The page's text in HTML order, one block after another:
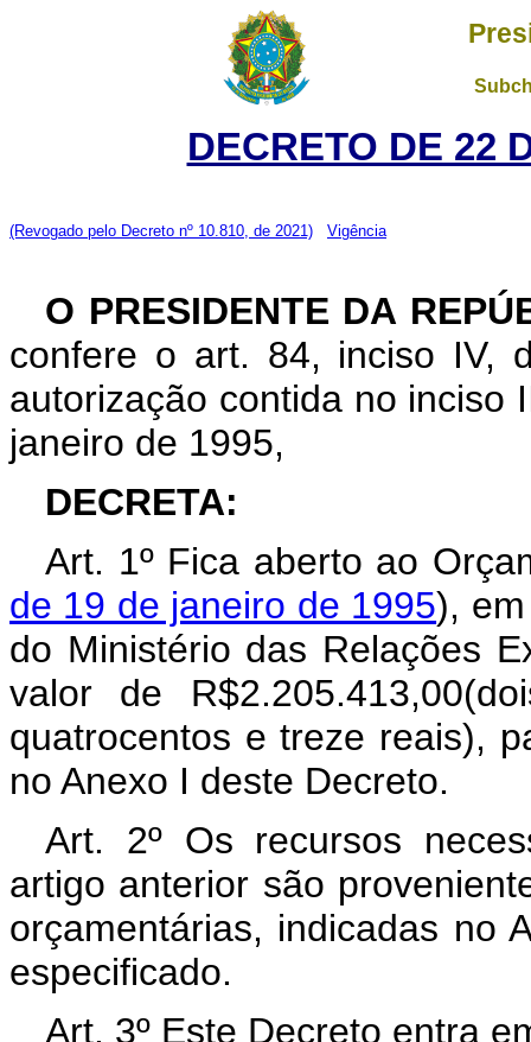
DECRETO DE 22
(Revogado pelo Decreto nº 10.810, de 2021) Vigência
O PRESIDENTE DA
confere o art. 84, inciso IV,
autorização contida no inciso
janeiro de 1995,
DECRETA:
Art. 1º Fica aberto ao
de 19 de janeiro de 1995),
do Ministério das Relações
valor de
quatrocentos e treze reais),
no Anexo I deste Decreto.
Art. 2º Os recursos
artigo anterior são
orçamentárias, indicadas no
especificado.
Art. 3º Este Decreto entra